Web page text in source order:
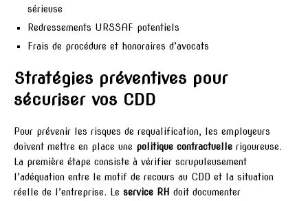
sérieuse
Redressements URSSAF potentiels
Frais de procédure et honoraires d’avocats
Stratégies préventives pour
sécuriser vos CDD
Pour prévenir les risques de requalification, les employeurs
doivent mettre en place une politique contractuelle rigoureuse.
La première étape consiste à vérifier scrupuleusement
l’adéquation entre le motif de recours au CDD et la situation
réelle de l’entreprise. Le service RH doit documenter